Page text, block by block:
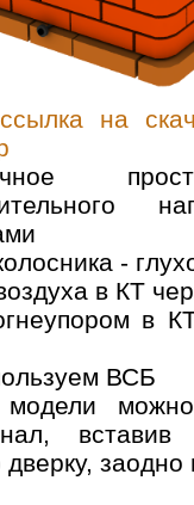
на
-
в КТ
в
ВСБ